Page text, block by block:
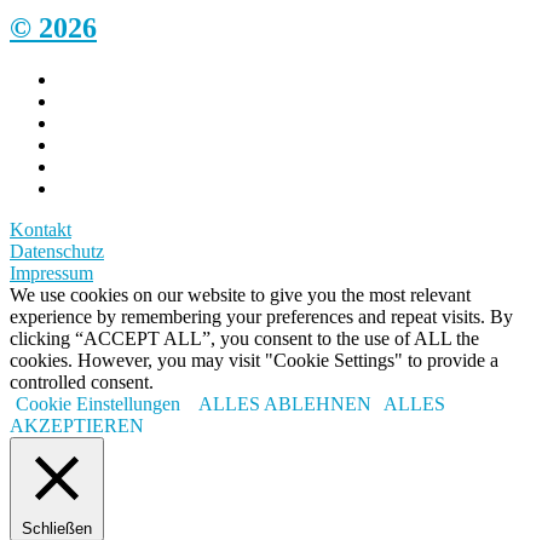
© 2026
Kontakt
Datenschutz
Impressum
We use cookies on our website to give you the most relevant
experience by remembering your preferences and repeat visits. By
clicking “ACCEPT ALL”, you consent to the use of ALL the
cookies. However, you may visit "Cookie Settings" to provide a
controlled consent.
Cookie Einstellungen
ALLES ABLEHNEN
ALLES
AKZEPTIEREN
Schließen